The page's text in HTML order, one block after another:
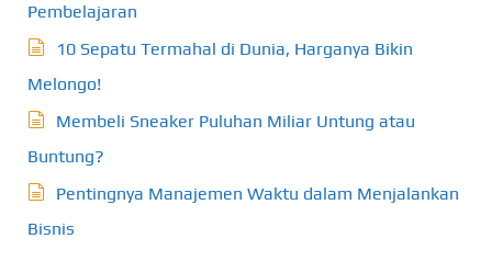
Pembelajaran
10 Sepatu Termahal di Dunia, Harganya Bikin
Melongo!
Membeli Sneaker Puluhan Miliar Untung atau
Buntung?
Pentingnya Manajemen Waktu dalam Menjalankan
Bisnis